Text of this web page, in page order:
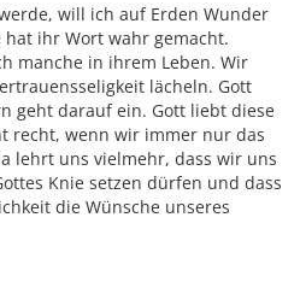
will ich auf Erden Wunder
ihr Wort wahr gemacht.
manche in ihrem Leben. Wir
lächeln. Gott
geht darauf ein. Gott liebt diese
recht, wenn wir immer nur das
lehrt uns vielmehr, dass wir uns
Knie setzen dürfen und dass
die Wünsche unseres